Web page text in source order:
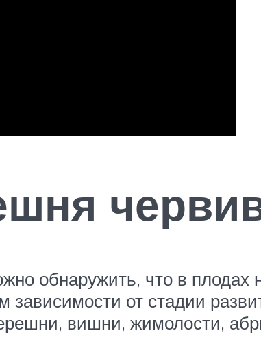
обнаружить, что в плодах
зависимости от стадии
вишни, жимолости,